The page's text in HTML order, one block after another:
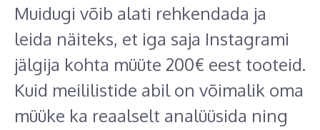
Muidugi võib alati rehkendada ja
leida näiteks, et iga saja Instagrami
jälgija kohta müüte 200€ eest tooteid.
Kuid meililistide abil on võimalik oma
müüke ka reaalselt analüüsida ning